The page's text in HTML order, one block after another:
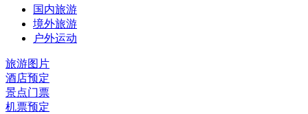
国内旅游
境外旅游
户外运动
旅游图片
酒店预定
景点门票
机票预定